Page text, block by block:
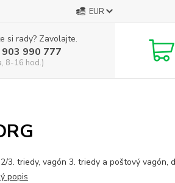
EUR
si rady? Zavolajte.
990 777
8-16 hod.)
3. triedy, vagón 3. triedy a poštový vagón,
popis